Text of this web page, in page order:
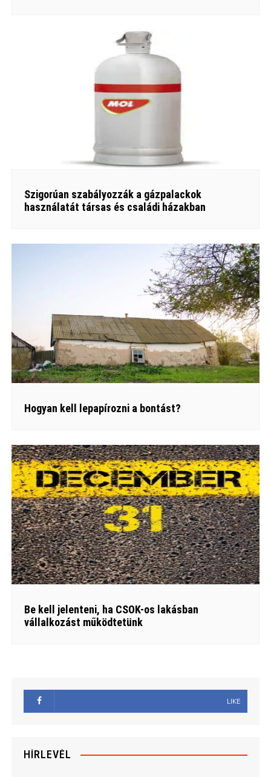
Szigorúan szabályozzák a gázpalackok
használatát társas és családi házakban
Hogyan kell lepapírozni a bontást?
Be kell jelenteni, ha CSOK-os lakásban
vállalkozást működtetünk
LIKE
HÍRLEVÉL